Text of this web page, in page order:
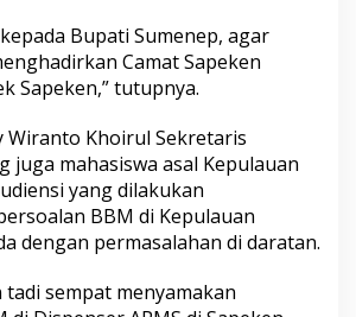
Bupati Sumenep, agar
Camat Sapeken
Sapeken,” tutupnya.
Wiranto Khoirul Sekretaris
juga mahasiswa asal Kepulauan
yang dilakukan
BBM di Kepulauan
dengan permasalahan di daratan.
tadi sempat menyamakan